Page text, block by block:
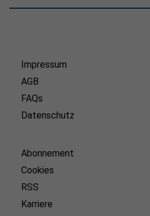
Impressum
AGB
FAQs
Datenschutz
Abonnement
Cookies
RSS
Karriere